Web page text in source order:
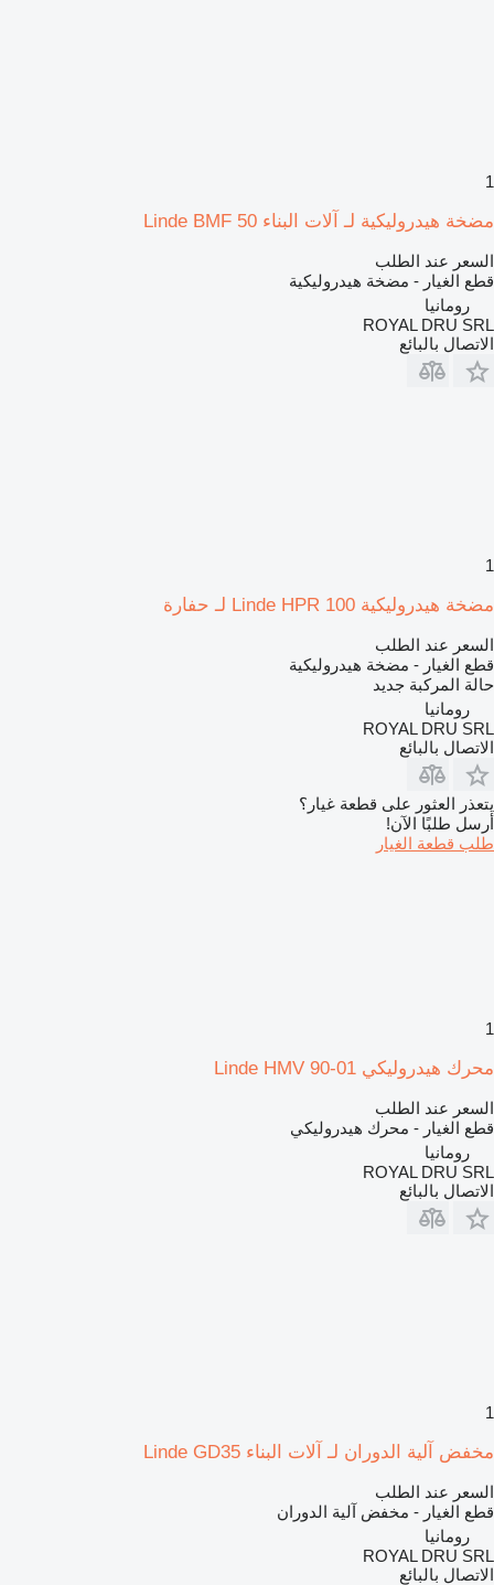
1
مضخة هيدروليكية لـ آلات البناء Linde BMF 50
السعر عند الطلب
قطع الغيار - مضخة هيدروليكية
رومانيا
ROYAL DRU SRL
الاتصال بالبائع
1
مضخة هيدروليكية Linde HPR 100 لـ حفارة
السعر عند الطلب
قطع الغيار - مضخة هيدروليكية
حالة المركبة جديد
رومانيا
ROYAL DRU SRL
الاتصال بالبائع
يتعذر العثور على قطعة غيار؟
أرسل طلبًا الآن!
طلب قطعة الغيار
1
محرك هيدروليكي Linde HMV 90-01
السعر عند الطلب
قطع الغيار - محرك هيدروليكي
رومانيا
ROYAL DRU SRL
الاتصال بالبائع
1
مخفض آلية الدوران لـ آلات البناء Linde GD35
السعر عند الطلب
قطع الغيار - مخفض آلية الدوران
رومانيا
ROYAL DRU SRL
الاتصال بالبائع